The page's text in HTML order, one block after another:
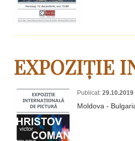
EXPOZIȚIE
Publicat: 29.10.2019
Moldova -